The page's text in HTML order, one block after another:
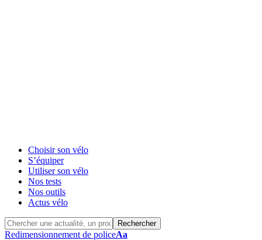
Choisir son vélo
S’équiper
Utiliser son vélo
Nos tests
Nos outils
Actus vélo
Redimensionnement de policeAa